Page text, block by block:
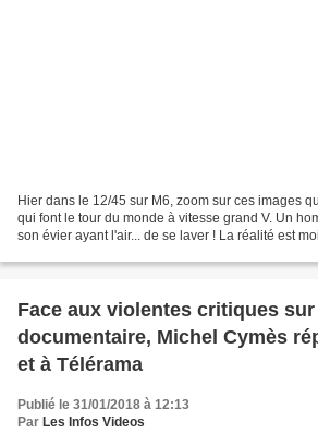
Hier dans le 12/45 sur M6, zoom sur ces images
qui font le tour du monde à vitesse grand V. Un
son évier ayant l'air... de se laver ! La réalité est
Face aux violentes critiques
documentaire, Michel Cymès
et à Télérama
Publié le 31/01/2018 à 12:13
Par Les Infos Videos